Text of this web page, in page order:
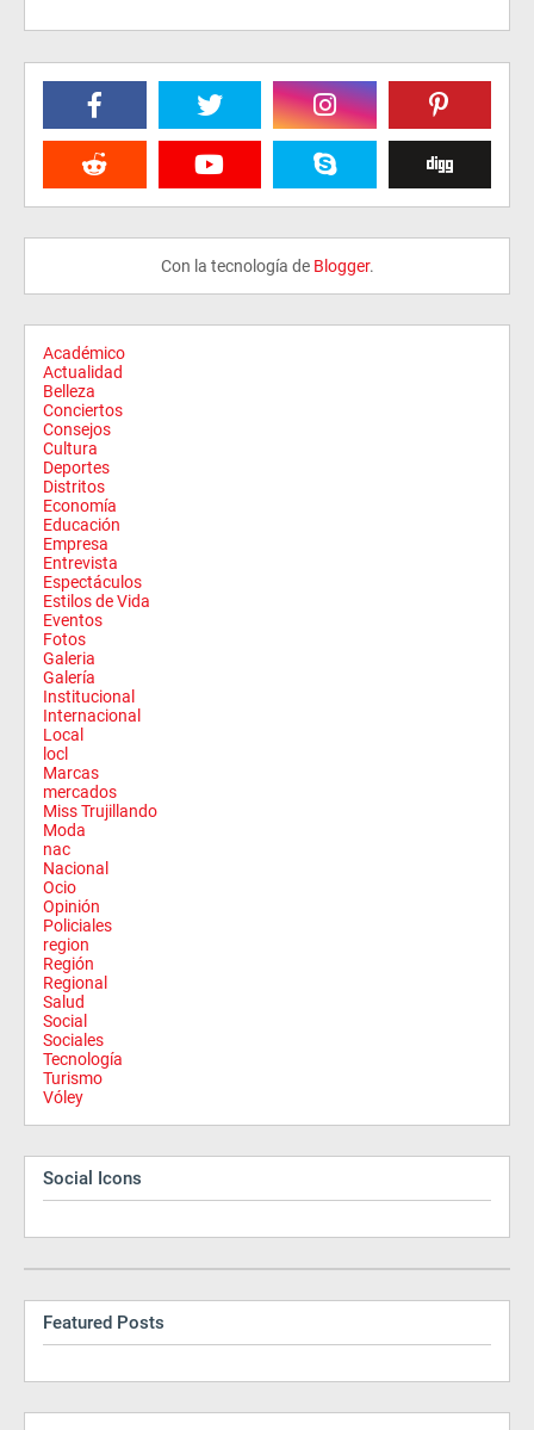
Con la tecnología de Blogger.
Académico
Actualidad
Belleza
Conciertos
Consejos
Cultura
Deportes
Distritos
Economía
Educación
Empresa
Entrevista
Espectáculos
Estilos de Vida
Eventos
Fotos
Galeria
Galería
Institucional
Internacional
Local
locl
Marcas
mercados
Miss Trujillando
Moda
nac
Nacional
Ocio
Opinión
Policiales
region
Región
Regional
Salud
Social
Sociales
Tecnología
Turismo
Vóley
Social Icons
Featured Posts